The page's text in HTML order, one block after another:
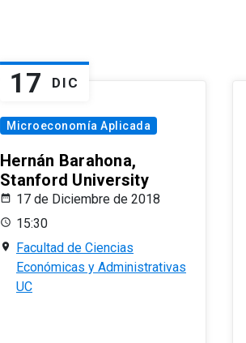
17 DIC
Microeconomía Aplicada
Hernán Barahona,
Stanford University
17 de Diciembre de 2018
15:30
Facultad de Ciencias
Económicas y Administrativas
UC